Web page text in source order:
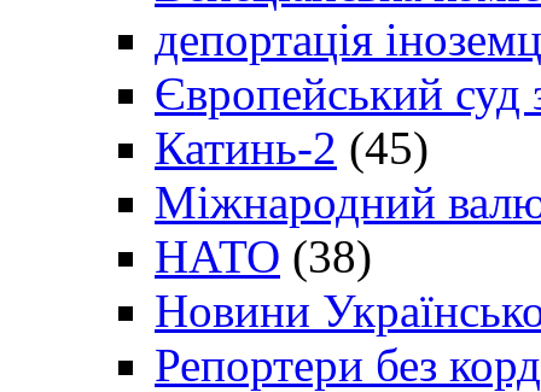
депортація
Європейський
Катинь-2 (45)
Міжнародний
НАТО (38)
Новини
Репортери без